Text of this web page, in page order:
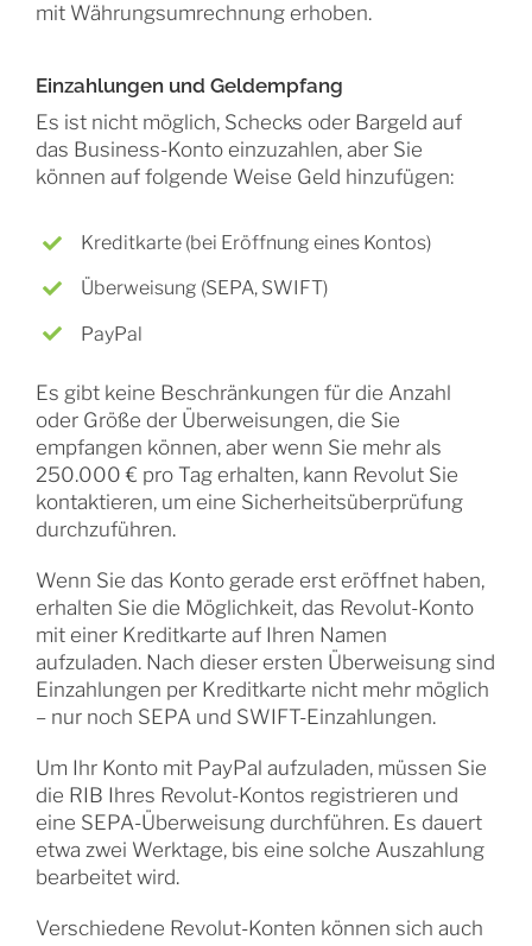
mit Währungsumrechnung erhoben.
Einzahlungen und Geldempfang
Es ist nicht möglich, Schecks oder Bargeld auf
das Business-Konto einzuzahlen, aber Sie
können auf folgende Weise Geld hinzufügen:
Kreditkarte (bei Eröffnung eines Kontos)
Überweisung (SEPA, SWIFT)
PayPal
Es gibt keine Beschränkungen für die Anzahl
oder Größe der Überweisungen, die Sie
empfangen können, aber wenn Sie mehr als
250.000 € pro Tag erhalten, kann Revolut Sie
kontaktieren, um eine Sicherheitsüberprüfung
durchzuführen.
Wenn Sie das Konto gerade erst eröffnet haben,
erhalten Sie die Möglichkeit, das Revolut-Konto
mit einer Kreditkarte auf Ihren Namen
aufzuladen. Nach dieser ersten Überweisung sind
Einzahlungen per Kreditkarte nicht mehr möglich
– nur noch SEPA und SWIFT-Einzahlungen.
Um Ihr Konto mit PayPal aufzuladen, müssen Sie
die RIB Ihres Revolut-Kontos registrieren und
eine SEPA-Überweisung durchführen. Es dauert
etwa zwei Werktage, bis eine solche Auszahlung
bearbeitet wird.
Verschiedene Revolut-Konten können sich auch